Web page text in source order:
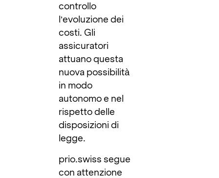
controllo
l’evoluzione dei
costi. Gli
assicuratori
attuano questa
nuova possibilità
in modo
autonomo e nel
rispetto delle
disposizioni di
legge.
prio.swiss segue
con attenzione